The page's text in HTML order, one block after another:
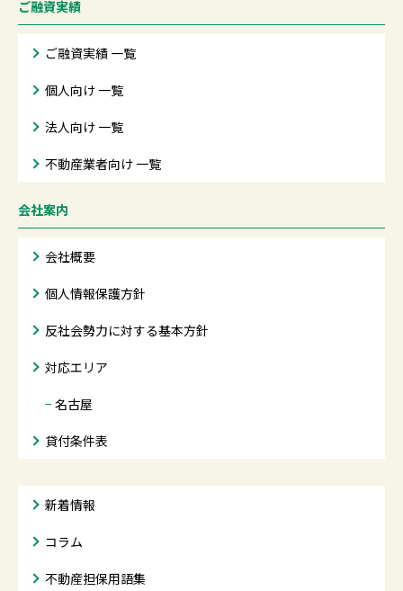
ご融資実績
ご融資実績 一覧
個人向け 一覧
法人向け 一覧
不動産業者向け 一覧
会社案内
会社概要
個人情報保護方針
反社会勢力に対する基本方針
対応エリア
− 名古屋
貸付条件表
新着情報
コラム
不動産担保用語集